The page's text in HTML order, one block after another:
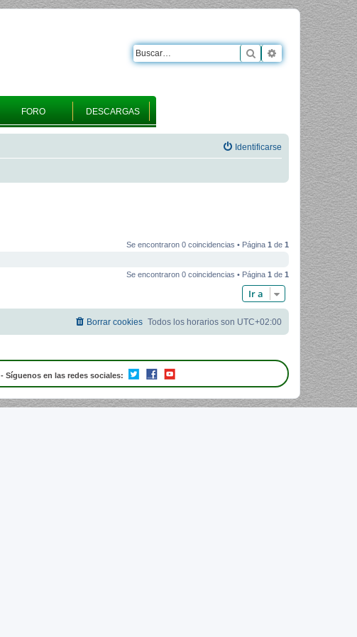
FORO DESCARGAS
Buscar Búsqueda
Identificarse
Se encontraron 0 coincidencias • Página 1 de 1
Se encontraron 0 coincidencias • Página 1 de 1
Ir a
Todos los horarios son UTC+02:00
Borrar cookies
- Síguenos en las redes sociales: